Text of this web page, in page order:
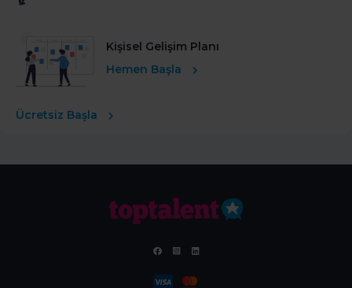
Kişisel Gelişim Planı
Hemen Başla
Ücretsiz Başla